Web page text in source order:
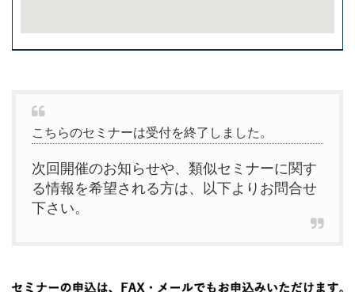
こちらのセミナーは受付を終了しました。
次回開催のお知らせや、類似セミナーに関す
る情報を希望される方は、以下よりお問合せ
下さい。